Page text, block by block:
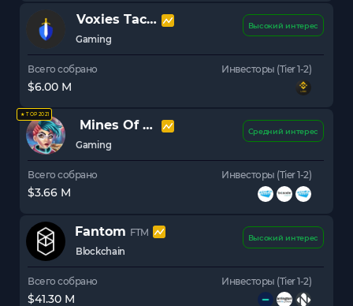
Voxies Tactics
Gaming
Высокий интерес
Всего собрано
$6.00 M
Инвесторы (Tier 1-2)
★ TOP 2021
Mines Of Dalarnia
Gaming
Средний интерес
Всего собрано
$3.66 M
Инвесторы (Tier 1-2)
Fantom FTM
Blockchain
Высокий интерес
Всего собрано
$41.30 M
Инвесторы (Tier 1-2)